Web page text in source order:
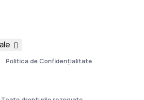
Politica de Confidențialitate